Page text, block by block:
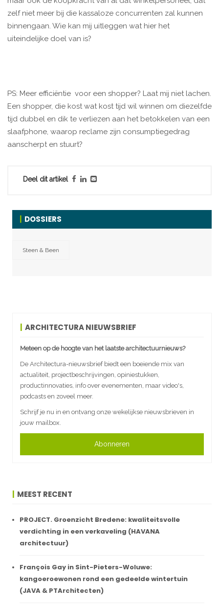
zelf niet meer bij die kassaloze concurrenten zal kunnen
binnengaan. Wie kan mij uitleggen wat hier het
uiteindelijke doel van is?
PS: Meer efficiëntie voor een shopper? Laat mij niet lachen.
Een shopper, die kost wat kost tijd wil winnen om diezelfde
tijd dubbel en dik te verliezen aan het betokkelen van een
slaafphone, waarop reclame zijn consumptiegedrag
aanscherpt en stuurt?
Deel dit artikel
DOSSIERS
Steen & Been
ARCHITECTURA NIEUWSBRIEF
Meteen op de hoogte van het laatste architectuurnieuws?
De Architectura-nieuwsbrief biedt een boeiende mix van
actualiteit, projectbeschrijvingen, opiniestukken,
productinnovaties, info over evenementen, maar video's,
podcasts en zoveel meer.
Schrijf je nu in en ontvang onze wekelijkse nieuwsbrieven in
jouw mailbox.
Abonneren
MEEST RECENT
PROJECT. Groenzicht Bredene: kwaliteitsvolle
verdichting in een verkaveling (HAVANA
architectuur)
François Gay in Sint-Pieters-Woluwe:
kangoeroewonen rond een gedeelde wintertuin
(JAVA & PTArchitecten)